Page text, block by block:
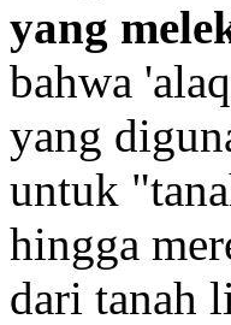
yang
bahwa
yang
untuk
hingga
dari tanah